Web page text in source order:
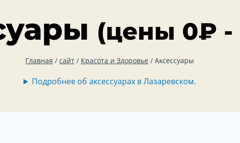
(цены 0₽ -
Главная / сайт / Красота и Здоровье / Аксессуары
Подробнее об аксессуарах в Лазаревском.